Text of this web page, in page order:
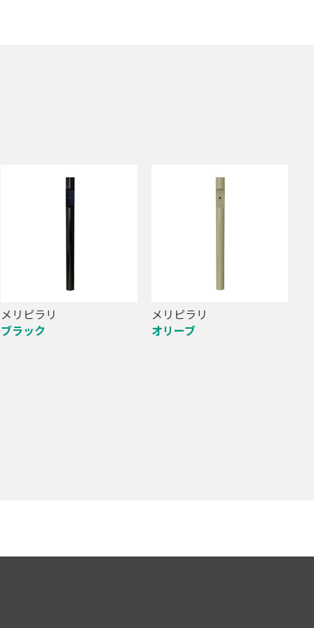
メリピラリ
ブラック
メリピラリ
オリーブ